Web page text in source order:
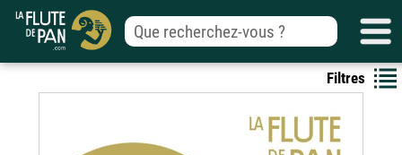
Filtres